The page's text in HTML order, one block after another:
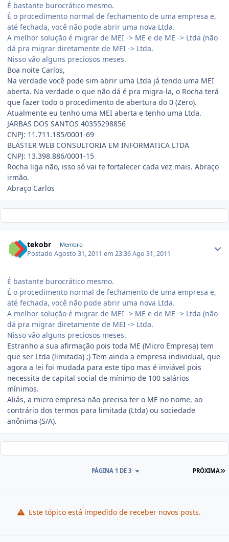
É bastante burocrático mesmo.
É o procedimento normal de fechamento de uma empresa e,
até fechada, você não pode abrir uma nova Ltda.
A melhor solução é migrar de MEI -> ME e de ME -> Ltda (não
dá pra migrar diretamente de MEI -> Ltda.
Nisso vão alguns preciosos meses.
Boa noite Carlos,
Na verdade você pode sim abrir uma Ltda já tendo uma MEI
aberta. Na verdade o que não dá é pra migra-la, o Rocha terá
que fazer todo o procedimento de abertura do 0 (Zero).
Atualmente eu tenho uma MEI aberta e tenho uma Ltda.
JARBAS DOS SANTOS 40355298856
CNPJ: 11.711.185/0001-69
BLASTER WEB CONSULTORIA EM INFORMATICA LTDA
CNPJ: 13.398.886/0001-15
Rocha liga não, isso só vai te fortalecer cada vez mais. Abraço
irmão.
Abraço Carlos
tekobr Membro
PostadoAgosto 31, 2011 em 23:36Ago 31, 2011
É bastante burocrático mesmo.
É o procedimento normal de fechamento de uma empresa e,
até fechada, você não pode abrir uma nova Ltda.
A melhor solução é migrar de MEI -> ME e de ME -> Ltda (não
dá pra migrar diretamente de MEI -> Ltda.
Nisso vão alguns preciosos meses.
Estranho a sua afirmação pois toda ME (Micro Empresa) tem
que ser Ltda (limitada) ;) Tem ainda a empresa individual, que
agora a lei foi mudada para este tipo mas é inviável pois
necessita de capital social de mínimo de 100 salários
mínimos.
Aliás, a micro empresa não precisa ter o ME no nome, ao
contrário dos termos para limitada (Ltda) ou sociedade
anônima (S/A).
PRÓXIMA
PÁGINA 1 DE 3
Este tópico está impedido de receber novos posts.